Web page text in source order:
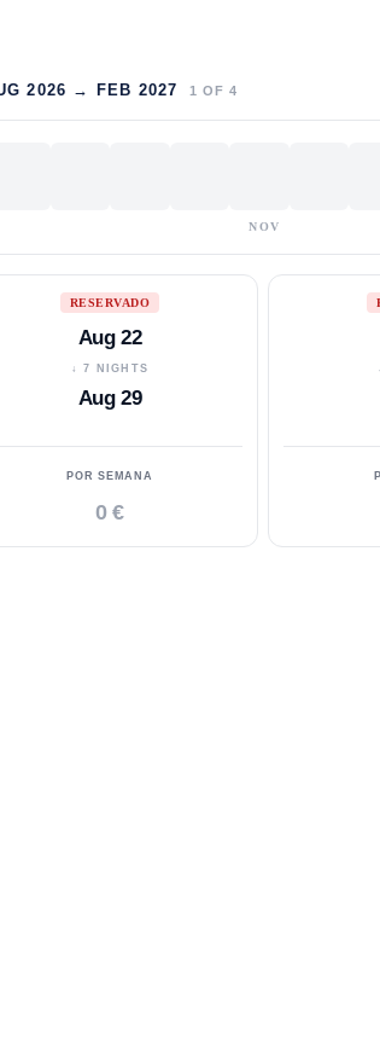
2026 → FEB 2027 1 OF 4
NOV
RESERVADO
Aug 22
↓ 7 NIGHTS
Aug 29
POR SEMANA
0 €